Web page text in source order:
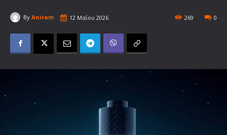
By Aniram 12 Μαΐου 2026 0
269